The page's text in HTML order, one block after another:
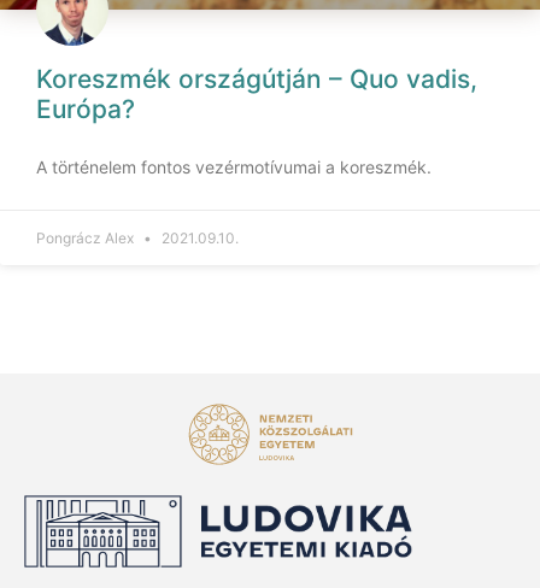
Koreszmék országútján – Quo vadis,
Európa?
A történelem fontos vezérmotívumai a koreszmék.
Pongrácz Alex 2021.09.10.